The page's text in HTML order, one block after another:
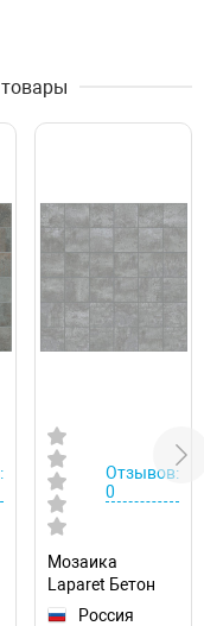
Отзывов:
0
Мозаика
Laparet Бетон
грейРоссия